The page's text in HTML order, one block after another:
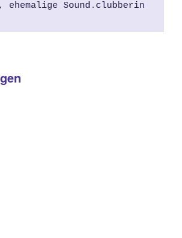
ehemalige Sound.clubberin